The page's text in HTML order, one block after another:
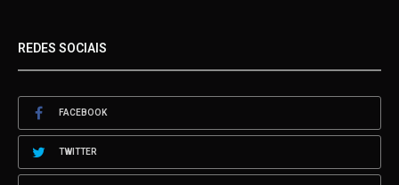
REDES SOCIAIS
FACEBOOK
TWITTER